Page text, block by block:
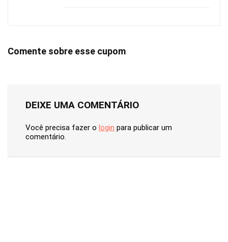
Comente sobre esse cupom
DEIXE UMA COMENTÁRIO
Você precisa fazer o login para publicar um
comentário.